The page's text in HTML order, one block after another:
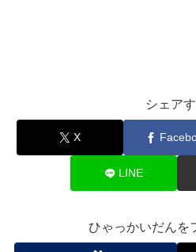
シェア
X
LINE
ひゃっかいだんを